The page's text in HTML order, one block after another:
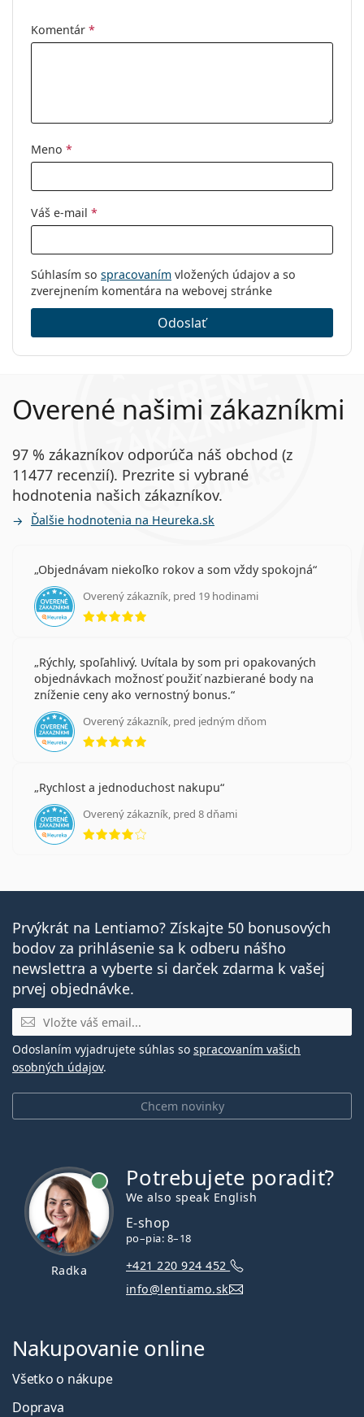
Ostatné
Typ:
Pánske
Komentár *
Meno *
Váš e-mail *
Súhlasím so spracovaním vložených údajov a so
zverejnením komentára na webovej stránke
Odoslať
Overené našimi zákazníkmi
97 % zákazníkov odporúča náš obchod (z
11477 recenzií). Prezrite si vybrané
hodnotenia našich zákazníkov.
Ďalšie hodnotenia na Heureka.sk
Objednávam niekoľko rokov a som vždy spokojná
Overený zákazník, pred 19 hodinami
hodnotenie 5 z 5
Rýchly, spoľahlivý. Uvítala by som pri opakovaných
objednávkach možnosť použiť nazbierané body na
zníženie ceny ako vernostný bonus.
Overený zákazník, pred jedným dňom
hodnotenie 5 z 5
Rychlost a jednoduchost nakupu
Overený zákazník, pred 8 dňami
hodnotenie 4 z 5
Prvýkrát na Lentiamo? Získajte 50 bonusových
bodov za prihlásenie sa k odberu nášho
newslettra a vyberte si darček zdarma k vašej
prvej objednávke.
E-mail
Chcem novinky
Odoslaním vyjadrujete súhlas so spracovaním vašich
osobných údajov.
Radka
Potrebujete poradiť?
We also speak English
E-shop
po–pia: 8–18
+421 220 924 452
info@lentiamo.sk
Nakupovanie online
Všetko o nákupe
Doprava